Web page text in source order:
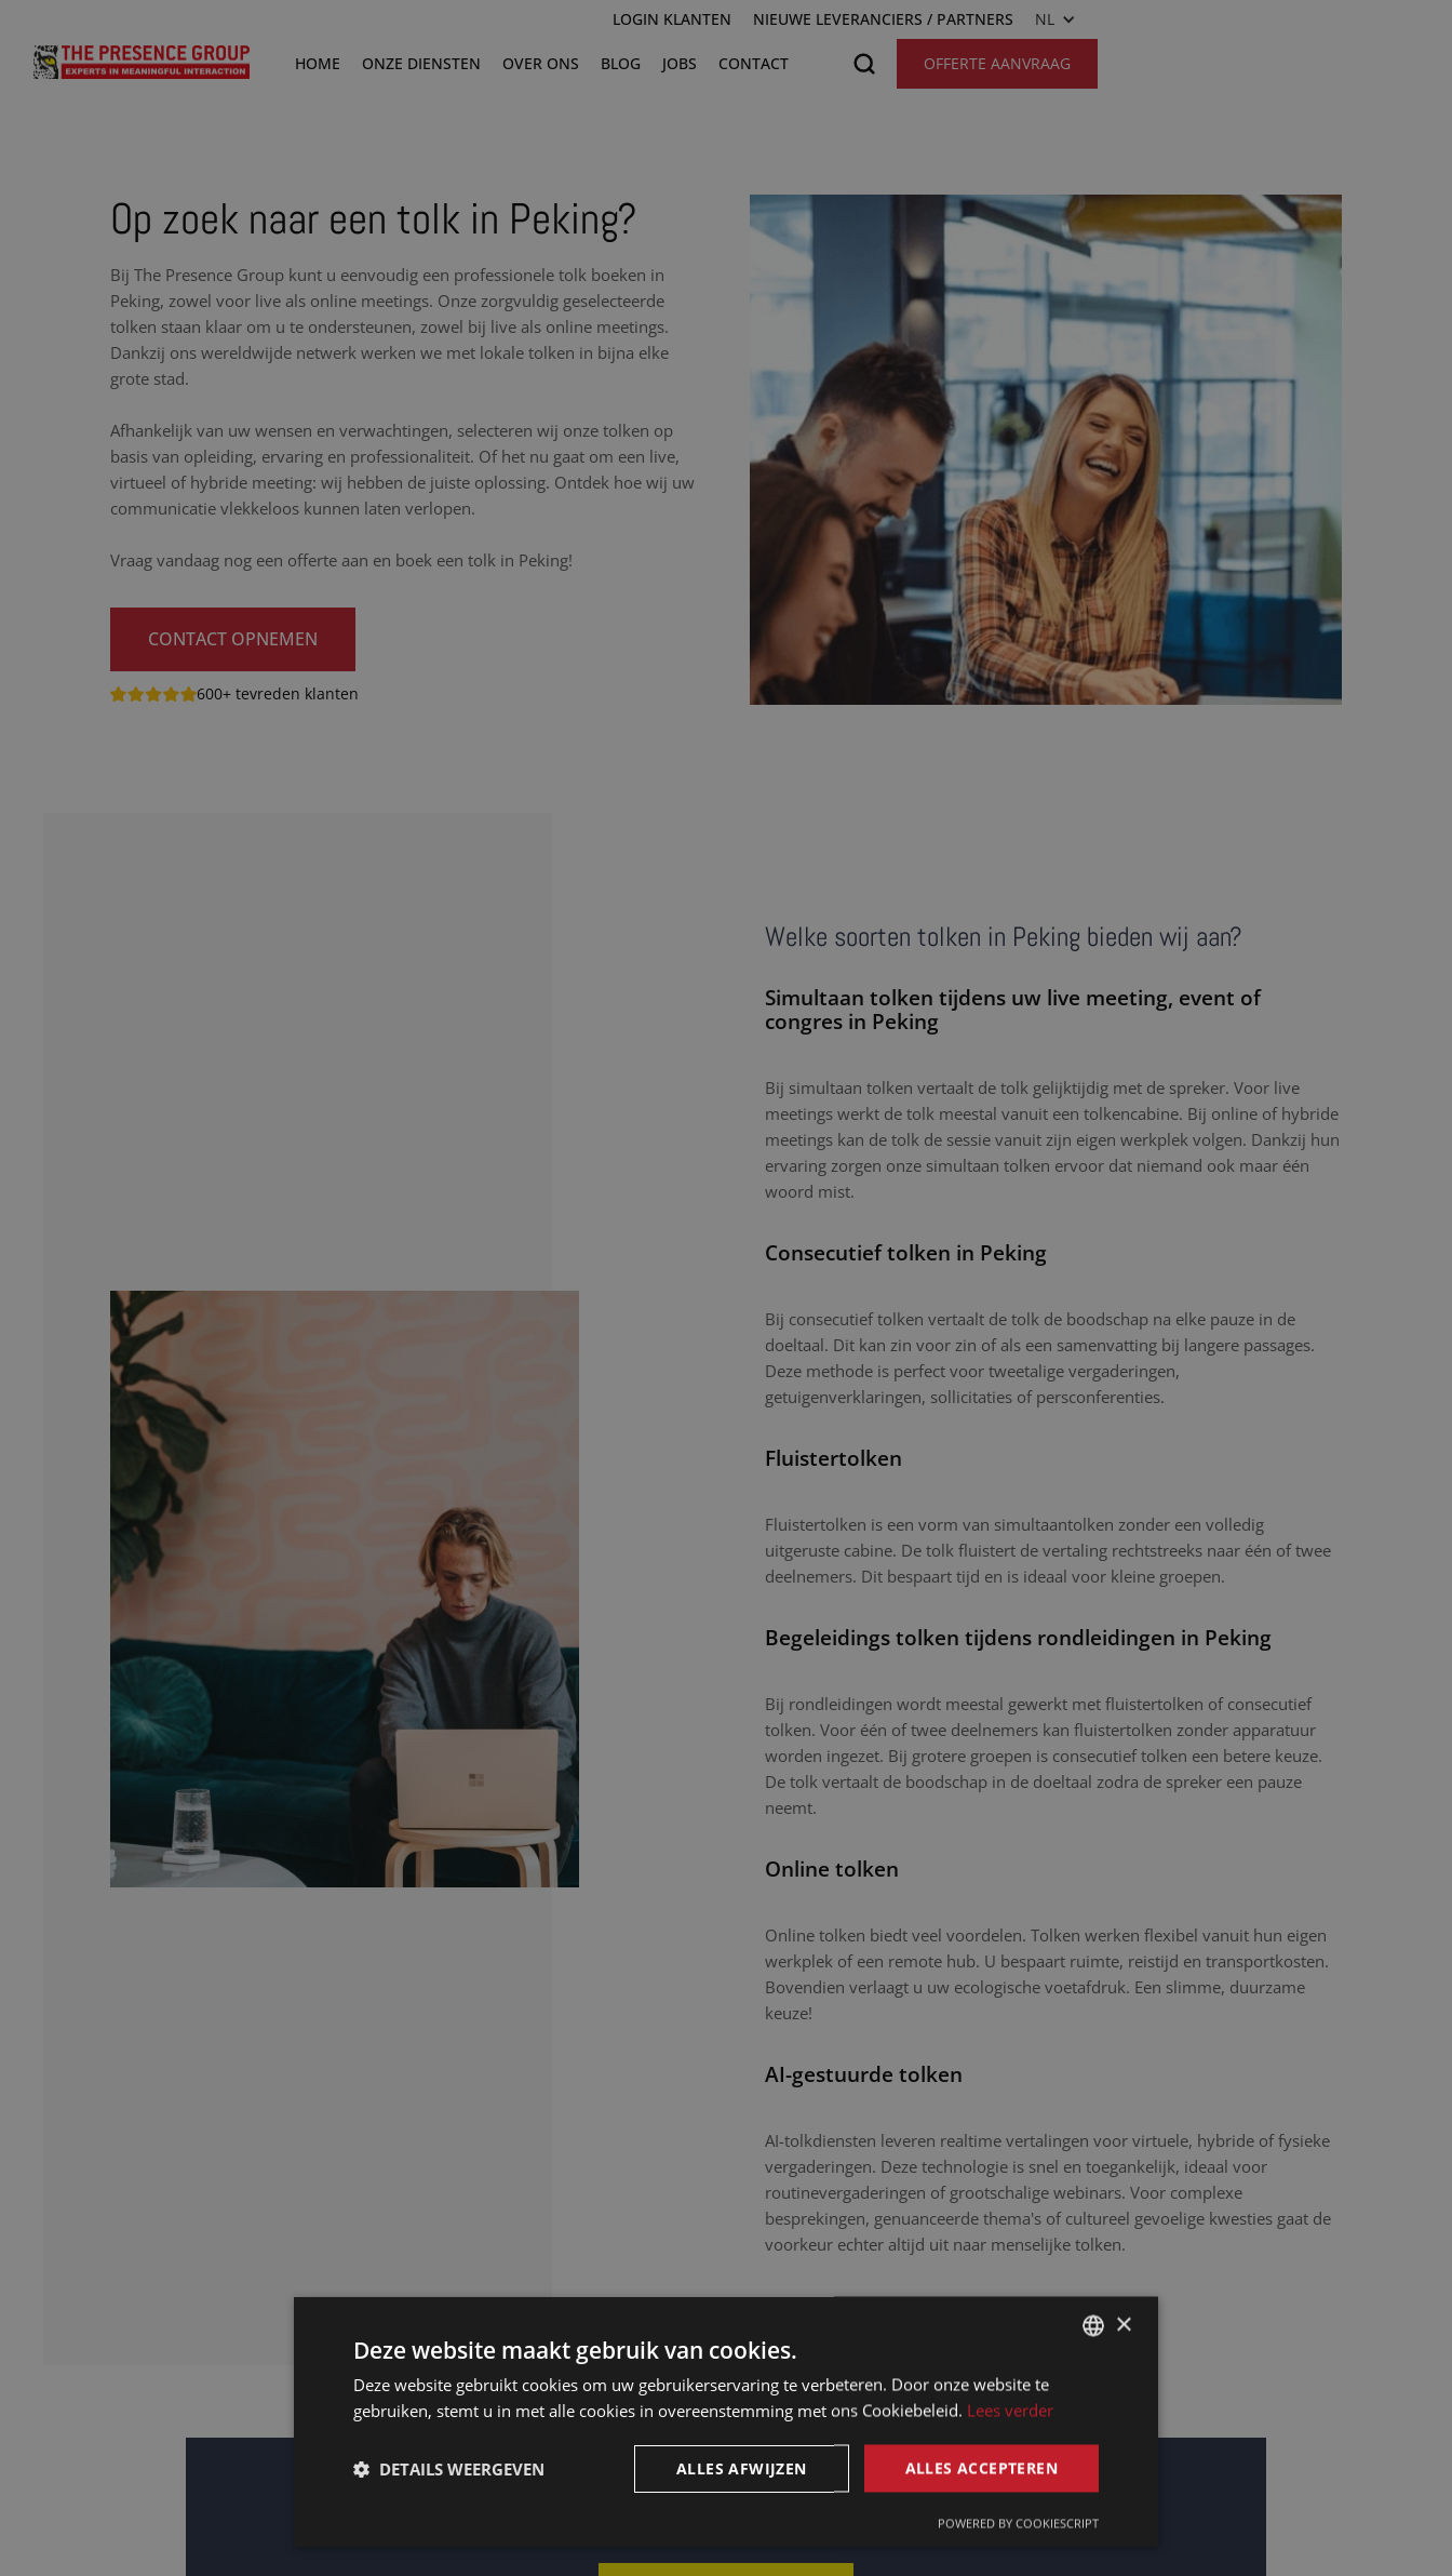
LOGIN KLANTEN NIEUWE LEVERANCIERS / PARTNERS NL
HOME ONZE DIENSTEN OVER ONS BLOG JOBS CONTACT OFFERTE AANVRAAG
Op zoek naar een tolk in Peking?
Bij The Presence Group kunt u eenvoudig een professionele tolk boeken in
Peking, zowel voor live als online meetings. Onze zorgvuldig geselecteerde
tolken staan klaar om u te ondersteunen, zowel bij live als online meetings.
Dankzij ons wereldwijde netwerk werken we met lokale tolken in bijna elke
grote stad.
Afhankelijk van uw wensen en verwachtingen, selecteren wij onze tolken op
basis van opleiding, ervaring en professionaliteit. Of het nu gaat om een live,
virtueel of hybride meeting: wij hebben de juiste oplossing. Ontdek hoe wij uw
communicatie vlekkeloos kunnen laten verlopen.
Vraag vandaag nog een offerte aan en boek een tolk in Peking!
CONTACT OPNEMEN
600+ tevreden klanten
Welke soorten tolken in Peking bieden wij aan?
Simultaan tolken tijdens uw live meeting, event of
congres in Peking
Bij simultaan tolken vertaalt de tolk gelijktijdig met de spreker. Voor live
meetings werkt de tolk meestal vanuit een tolkencabine. Bij online of hybride
meetings kan de tolk de sessie vanuit zijn eigen werkplek volgen. Dankzij hun
ervaring zorgen onze simultaan tolken ervoor dat niemand ook maar één
woord mist.
Consecutief tolken in Peking
Bij consecutief tolken vertaalt de tolk de boodschap na elke pauze in de
doeltaal. Dit kan zin voor zin of als een samenvatting bij langere passages.
Deze methode is perfect voor tweetalige vergaderingen,
getuigenverklaringen, sollicitaties of persconferenties.
Fluistertolken
Fluistertolken is een vorm van simultaantolken zonder een volledig
uitgeruste cabine. De tolk fluistert de vertaling rechtstreeks naar één of twee
deelnemers. Dit bespaart tijd en is ideaal voor kleine groepen.
Begeleidings tolken tijdens rondleidingen in Peking
Bij rondleidingen wordt meestal gewerkt met fluistertolken of consecutief
tolken. Voor één of twee deelnemers kan fluistertolken zonder apparatuur
worden ingezet. Bij grotere groepen is consecutief tolken een betere keuze.
De tolk vertaalt de boodschap in de doeltaal zodra de spreker een pauze
neemt.
Online tolken
Online tolken biedt veel voordelen. Tolken werken flexibel vanuit hun eigen
werkplek of een remote hub. U bespaart ruimte, reistijd en transportkosten.
Bovendien verlaagt u uw ecologische voetafdruk. Een slimme, duurzame
keuze!
AI-gestuurde tolken
AI-tolkdiensten leveren realtime vertalingen voor virtuele, hybride of fysieke
vergaderingen. Deze technologie is snel en toegankelijk, ideaal voor
routinevergaderingen of grootschalige webinars. Voor complexe
besprekingen, genuanceerde thema's of cultureel gevoelige kwesties gaat de
voorkeur echter altijd uit naar menselijke tolken.
FRENCH
ENGLISH
×
Deze website maakt gebruik van cookies.
Deze website gebruikt cookies om uw gebruikerservaring te verbeteren. Door onze website te
gebruiken, stemt u in met alle cookies in overeenstemming met ons Cookiebeleid. Lees verder
ALLES ACCEPTEREN
ALLES AFWIJZEN
DETAILS WEERGEVEN
POWERED BY COOKIESCRIPT